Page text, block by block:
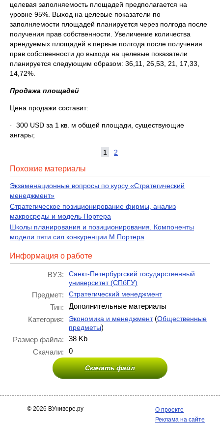
целевая заполняемость площадей предполагается на
уровне 95%. Выход на целевые показатели по
заполняемости площадей планируется через полгода после
получения прав собственности. Увеличение количества
арендуемых площадей в первые полгода после получения
прав собственности до выхода на целевые показатели
планируется следующим образом: 36,11, 26,53, 21, 17,33,
14,72%.
Продажа площадей
Цена продажи составит:
· 300 USD за 1 кв. м общей площади, существующие
ангары;
1 2
Похожие материалы
Экзаменационные вопросы по курсу «Стратегический
менеджмент»
Стратегическое позиционирование фирмы, анализ
макросреды и модель Портера
Школы планирования и позиционирования. Компоненты
модели пяти сил конкуренции М.Портера
Информация о работе
ВУЗ:
Санкт-Петербургский государственный
университет (СПбГУ)
Предмет: Стратегический менеджмент
Тип:
Дополнительные материалы
Категория:
Экономика и менеджмент(Общественные
предметы)
Размер файла:
38 Kb
Скачали:
0
Скачать файл
© 2026 ВУнивере.ру
О проекте
Реклама на сайте